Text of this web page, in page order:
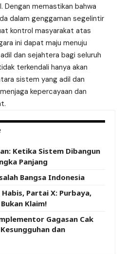
Dengan memastikan bahwa
dalam genggaman segelintir
kontrol masyarakat atas
ini dapat maju menuju
dan sejahtera bagi seluruh
terkendali hanya akan
sistem yang adil dan
kepercayaan dan
Ketika Sistem Dibangun
Panjang
Bangsa Indonesia
Partai X: Purbaya,
Klaim!
Gagasan Cak
dan